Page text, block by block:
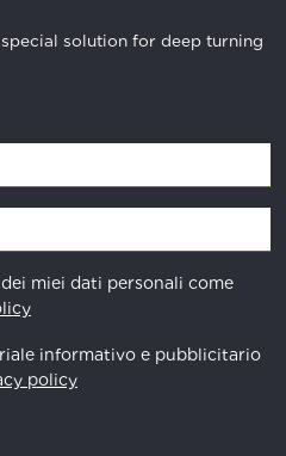
special solution for deep turning
miei dati personali come
informativo e pubblicitario
policy